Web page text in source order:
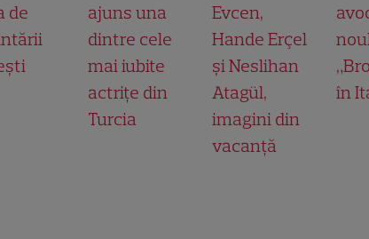
de
ajuns una
dintre cele
mai iubite
actrițe din
Turcia
Evcen,
Hande Erçel
și Neslihan
Atagül,
imagini din
vacanță
în